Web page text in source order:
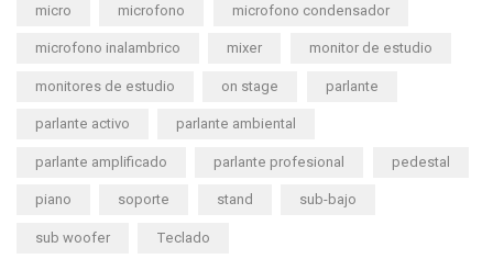
micro microfono microfono condensador
microfono inalambrico mixer monitor de estudio
monitores de estudio on stage parlante
parlante activo parlante ambiental
parlante amplificado parlante profesional pedestal
piano soporte stand sub-bajo
sub woofer Teclado